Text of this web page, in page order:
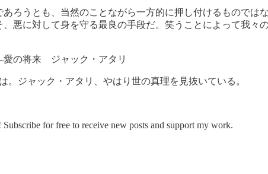
ろうとも、当然のことながら一方的に押し付けるものでは
悪に対して身を守る最良の手段だ。笑うことによって我々
の将来 ジャック・アタリ
ジャック・アタリ、やはり世の真理を見抜いている。
for free to receive new posts and support my work.